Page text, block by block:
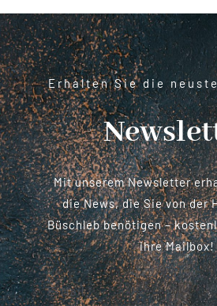
Erhalten Sie die
Mit unserem Newsletter
die News, die Sie von der
Büschleb benötigen –
ihre Mailbox!
E-Mail*